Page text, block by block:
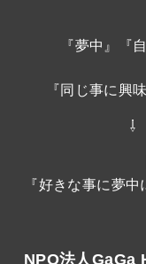
『夢中』『
『同じ事に興
『好きな事に夢
NPO法人GaGa